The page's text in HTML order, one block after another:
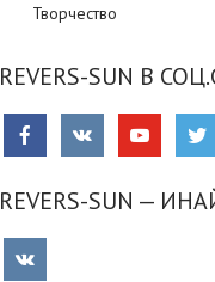
Творчество
REVERS-SUN В
REVERS-SUN —